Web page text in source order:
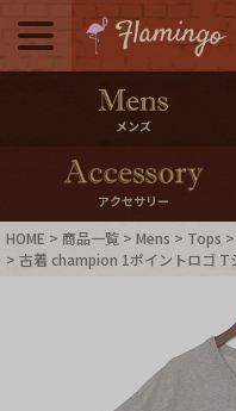
メニュー
10
ログイン・会員登録
ご利用ガイド
メンズ
アクセサリー
HOME 商品一覧 Mens Tops
古着 champion 1ポイントロゴ T